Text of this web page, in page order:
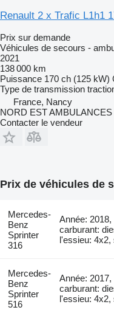
Renault 2 x Trafic L1h1
Prix sur demande
Véhicules de secours -
2021
138 000 km
Puissance 170 ch (125 kW)
Type de transmission
France, Nancy
NORD EST AMBULANCES
Contacter le vendeur
Prix de véhicules de
Mercedes-
Benz
Sprinter
316
Année:
carburant:
l'essieu:
Mercedes-
Benz
Sprinter
516
Année:
carburant:
l'essieu: